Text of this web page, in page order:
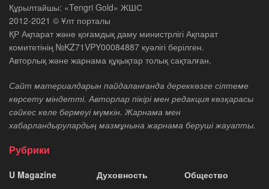
Құрылтайшы: «Tengri Gold» ЖШС
2012-2021 © Ұлт порталы
ҚР Ақпарат және қоғамдық даму министрлігі Ақпарат
комитетінің №KZ71VPY00084887 куәлігі берілген.
Авторлық және жарнама құқықтар толық сақталған.
Сайт материалдарын пайдаланғанда дереккөзге сілтеме
көрсету міндетті. Авторлар пікірі мен редакция көзқарасы
сәйкес келе бермеуі мүмкін. Жарнама мен
хабарландырулардың мазмұнына жарнама беруші жауапты.
Рубрики
U Magazine
Духовность
Общество